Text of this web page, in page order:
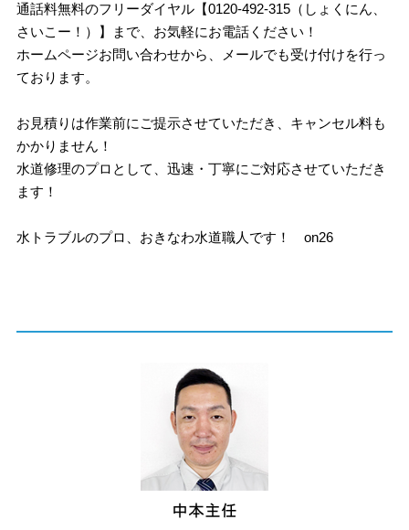
通話料無料のフリーダイヤル【0120-492-315（しょくにん、
さいこー！）】まで、お気軽にお電話ください！
ホームページお問い合わせから、メールでも受け付けを行っ
ております。
お見積りは作業前にご提示させていただき、キャンセル料も
かかりません！
水道修理のプロとして、迅速・丁寧にご対応させていただき
ます！
水トラブルのプロ、おきなわ水道職人です！ on26